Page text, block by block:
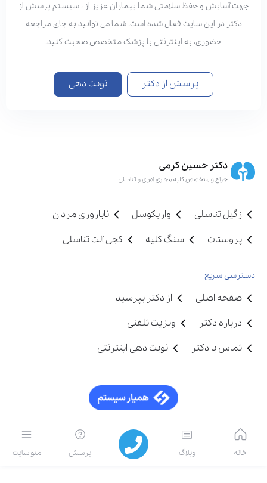
جهت آسایش و حفظ سلامتی شما بیماران عزیز از ، سیستم پرسش از
دکتر در این سایت فعال شده است. شما می توانید به جای مراجعه
حضوری، به اینترنتی با پزشک متخصص صحبت کنید.
پرسش از دکتر نوبت دهی
زگیل تناسلی واریکوسل
ناباروری مردان
پروستات
سنگ کلیه کجی آلت تناسلی
دسترسی سریع
صفحه اصلی
از دکتر بپرسید
درباره دکتر
ویزیت تلفنی
تماس با دکتر
نوبت دهی اینترنتی
خانه وبلاگ پرسش منو سایت